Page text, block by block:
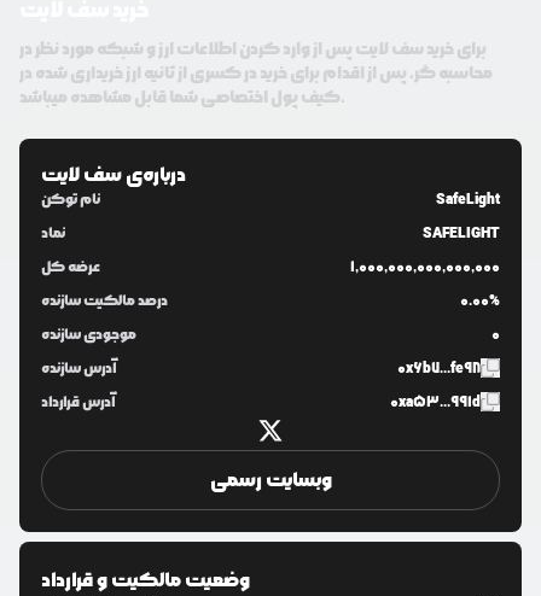
برای خرید سف لایت پس از وارد کردن اطلاعات ارز و شبکه مورد نظر در
محاسبه گر، پس از اقدام برای خرید در کسری از ثانیه ارز خریداری شده در
کیف پول اختصاصی شما قابل مشاهده میباشد.
درباره‌یسف لایت
نام توکن
SafeLight
نماد
SAFELIGHT
عرضه کل
1,000,000,000,000,000
درصد مالکیت سازنده
0.00%
موجودی سازنده
0
آدرس سازنده
0x6b7...fe98
آدرس قرارداد
0xa53...991d
وبسایت رسمی
وضعیت مالکیت و قرارداد